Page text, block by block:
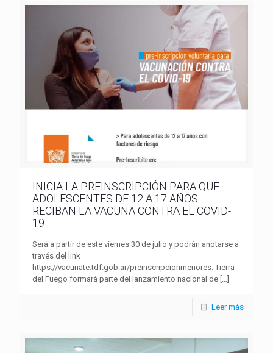
INICIA LA PREINSCRIPCIÓN PARA QUE
ADOLESCENTES DE 12 A 17 AÑOS
RECIBAN LA VACUNA CONTRA EL COVID-
19
Será a partir de este viernes 30 de julio y podrán anotarse a
través del link
https://vacunate.tdf.gob.ar/preinscripcionmenores. Tierra
del Fuego formará parte del lanzamiento nacional de […]
Leer más